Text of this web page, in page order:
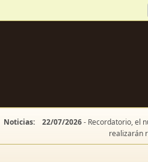
Noticias: 22/07/2026- Recordatorio, el
realizarán